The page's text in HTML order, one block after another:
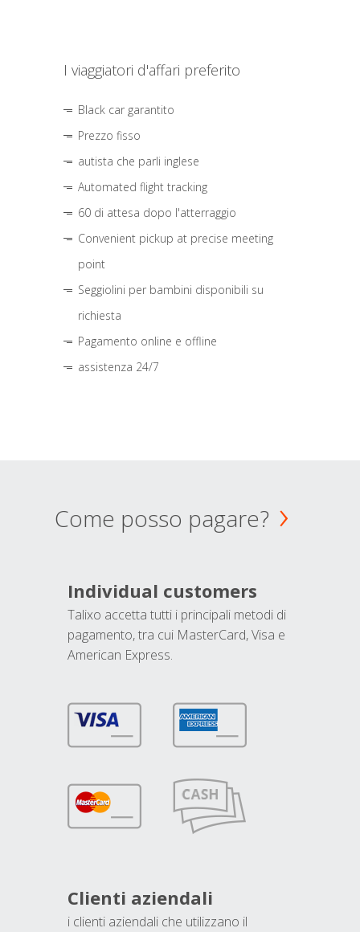
I viaggiatori d'affari preferito
Black car garantito
Prezzo fisso
autista che parli inglese
Automated flight tracking
60 di attesa dopo l'atterraggio
Convenient pickup at precise meeting
point
Seggiolini per bambini disponibili su
richiesta
Pagamento online e offline
assistenza 24/7
Come posso pagare?
Individual customers
Talixo accetta tutti i principali metodi di
pagamento, tra cui MasterCard, Visa e
American Express.
Clienti aziendali
i clienti aziendali che utilizzano il